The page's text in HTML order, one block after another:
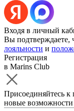
Входя в личный
Вы подтверждаете,
лояльности и
Регистрация
в Marins Club
Присоединяйтесь к
новые